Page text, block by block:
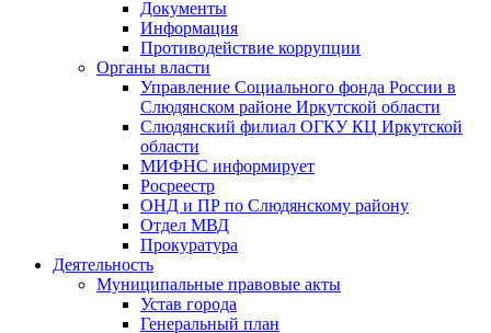
Документы
Информация
Противодействие коррупции
Органы власти
Управление Социального фонда России в
Слюдянском районе Иркутской области
Слюдянский филиал ОГКУ КЦ Иркутской
области
МИФНС информирует
Росреестр
ОНД и ПР по Слюдянскому району
Отдел МВД
Прокуратура
Деятельность
Муниципальные правовые акты
Устав города
Генеральный план